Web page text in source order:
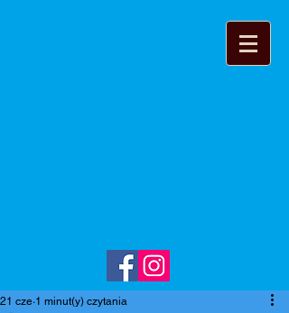
21 cze 1 minut(y) czytania